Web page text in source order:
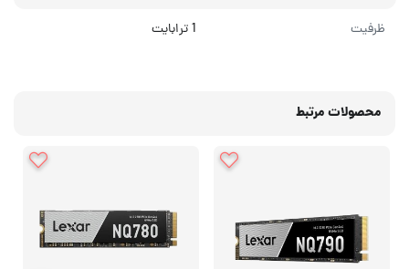
ظرفیت 1 ترابایت
محصولات مرتبط